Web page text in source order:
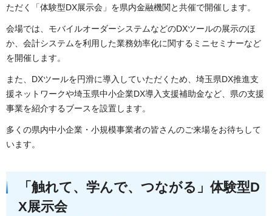
ただく「体験型DX展示会」を県内金融機関と共催で開催します。
会場では、モバイルオーダーシステムなどのDXツールの展示のほ
か、会計システムを利用した業務効率化に関するミニセミナーなど
を開催します。
また、DXツールを円滑に導入していただくため、埼玉県DX推進支
援ネットワークや埼玉県中小企業DX導入支援補助金など、県の支援
事業を紹介するブースを設置します。
多くの県内中小企業・小規模事業者の皆さんのご来場をお待ちして
います。
「触れて、学んで、つながる」体験型D
X展示会